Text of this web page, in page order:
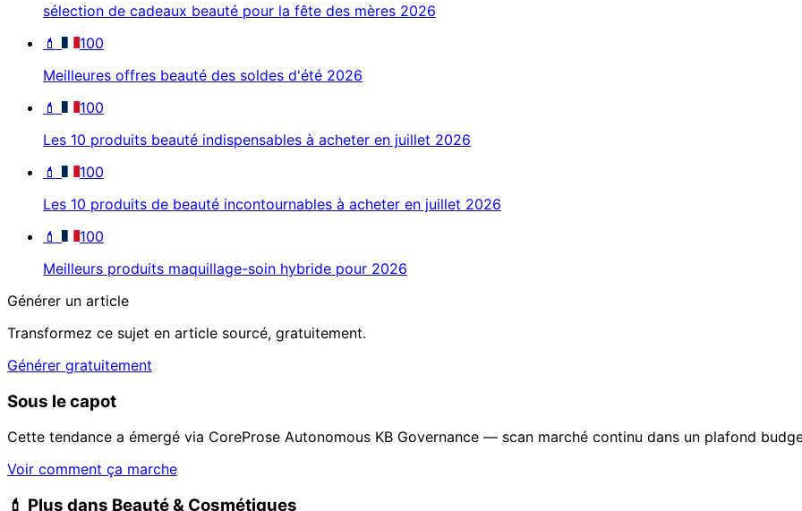
sélection de cadeaux beauté pour la fête des mères 2026
💄
100
Meilleures offres beauté des soldes d'été 2026
💄
100
Les 10 produits beauté indispensables à acheter en juillet 2026
💄
100
Les 10 produits de beauté incontournables à acheter en juillet 2026
💄
100
Meilleurs produits maquillage-soin hybride pour 2026
Générer un article
Transformez ce sujet en article sourcé, gratuitement.
Générer gratuitement
Sous le capot
Cette tendance a émergé via CoreProse Autonomous KB Governance — scan marché continu dans un plafond
Voir comment ça marche
💄 Plus dans Beauté & Cosmétiques